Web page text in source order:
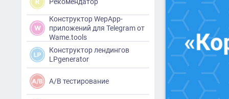
Конструктор WepApp-
приложений для Telegram от
Wame.tools
Конструктор лендингов
LPgenerator
A/B тестирование